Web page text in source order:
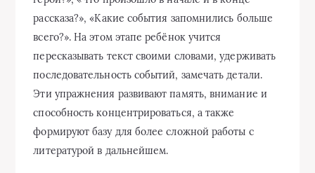
рассказа?», «Какие события запомнились больше
всего?». На этом этапе ребёнок учится
пересказывать текст своими словами, удерживать
последовательность событий, замечать детали.
Эти упражнения развивают память, внимание и
способность концентрироваться, а также
формируют базу для более сложной работы с
литературой в дальнейшем.